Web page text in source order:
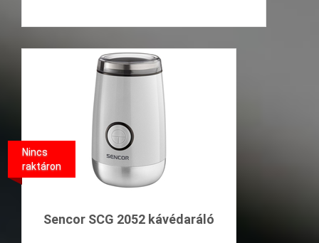
Sencor SCG 2052 kávédaráló
Nincs
raktáron